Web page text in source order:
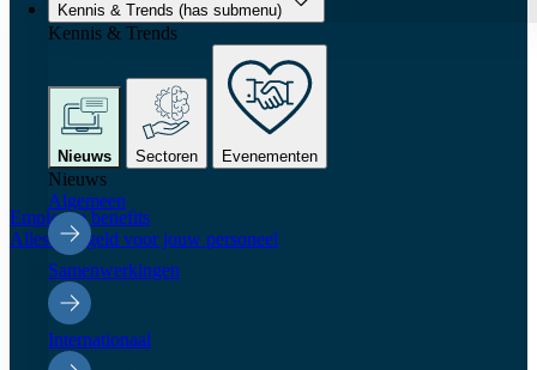
Kennis & Trends (has submenu)
Kennis & Trends
Nieuws Sectoren Evenementen
Nieuws
Algemeen
Samenwerkingen
Internationaal
Employee benefits
Alles geregeld voor jouw personeel